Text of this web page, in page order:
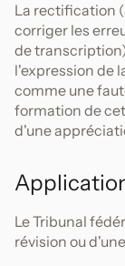
La rectification
corriger les
de
l'expression de
comme une
formation de
d'une
Le Tribunal
révision ou